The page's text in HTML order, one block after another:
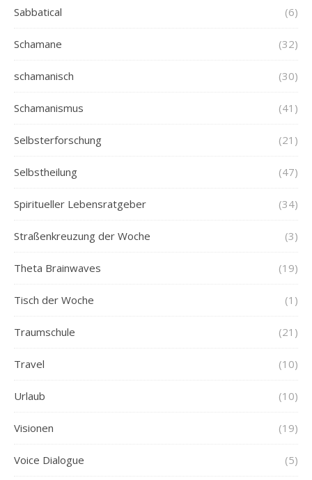
Sabbatical (6)
Schamane (32)
schamanisch (30)
Schamanismus (41)
Selbsterforschung (21)
Selbstheilung (47)
Spiritueller Lebensratgeber (34)
Straßenkreuzung der Woche (3)
Theta Brainwaves (19)
Tisch der Woche (1)
Traumschule (21)
Travel (10)
Urlaub (10)
Visionen (19)
Voice Dialogue (5)